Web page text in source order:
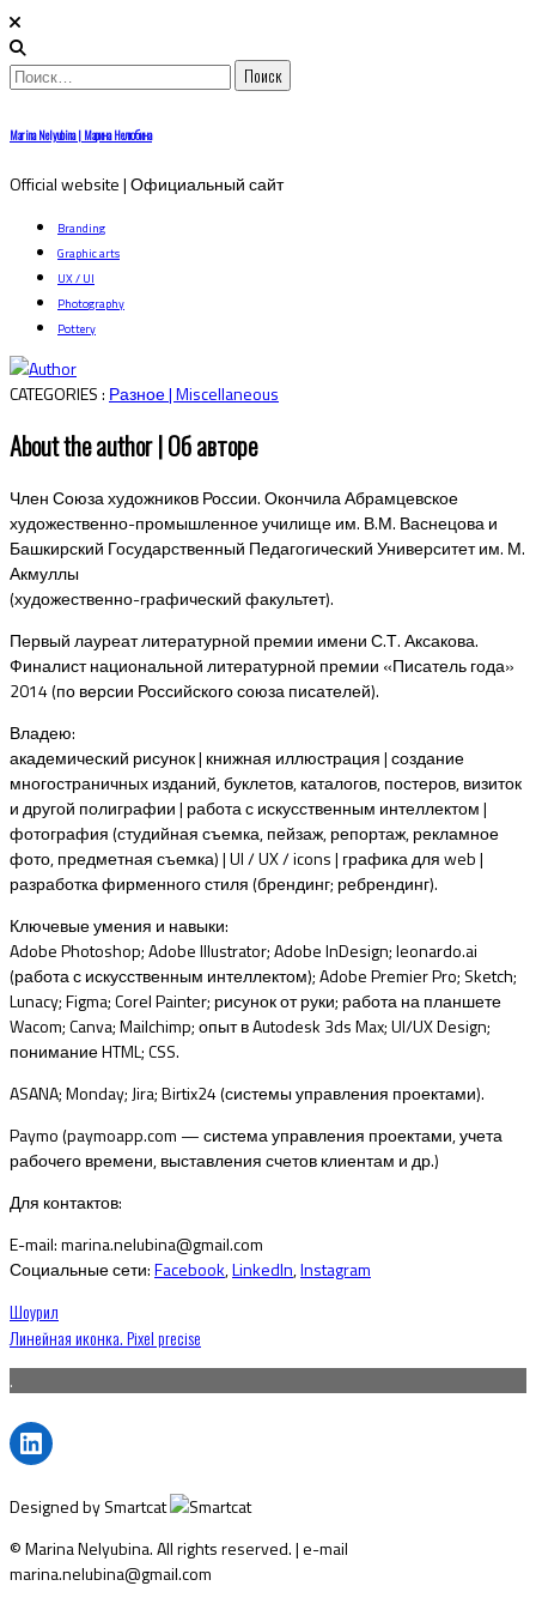
Найти:
Skip
to
content
Marina Nelyubina | Марина Нелюбина
Official website | Официальный сайт
Branding
Graphic arts
UX / UI
Photography
Pottery
CATEGORIES : Разное | Miscellaneous
About the author | Об авторе
Член Союза художников России. Окончила Абрамцевское
художественно-промышленное училище им. В.М. Васнецова и
Башкирский Государственный Педагогический Университет им. М.
Акмуллы
(художественно-графический факультет).
Первый лауреат литературной премии имени С.Т. Аксакова.
Финалист национальной литературной премии «Писатель года»
2014 (по версии Российского союза писателей).
Владею:
академический рисунок | книжная иллюстрация | создание
многостраничных изданий, буклетов, каталогов, постеров, визиток
и другой полиграфии | работа с искусственным интеллектом |
фотография (студийная съемка, пейзаж, репортаж, рекламное
фото, предметная съемка) | UI / UX / icons | графика для web |
разработка фирменного стиля (брендинг; ребрендинг).
Ключевые умения и навыки:
Adobe Photoshop; Adobe Illustrator; Adobe InDesign; leonardo.ai
(работа с искусственным интеллектом); Adobe Premier Pro; Sketch;
Lunacy; Figma; Corel Painter; рисунок от руки; работа на планшете
Wacom; Canva; Mailchimp; опыт в Autodesk 3ds Max; UI/UX Design;
понимание HTML; CSS.
ASANA; Monday; Jira; Birtix24 (системы управления проектами).
Paymo (paymoapp.com — система управления проектами, учета
рабочего времени, выставления счетов клиентам и др.)
Для контактов:
E-mail: marina.nelubina@gmail.com
Социальные сети:Facebook,LinkedIn,Instagram
Навигация
по
записям
Шоурил
Линейная иконка. Pixel precise
.
LinkedIn
Designed by Smartcat
© Marina Nelyubina. All rights reserved. | e-mail
marina.nelubina@gmail.com